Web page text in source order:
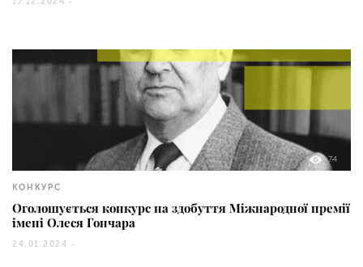
17.12.2024 -
74
КОНКУРС
Оголошується конкурс на здобуття Міжнародної премії
імені Олеся Гончара
24.01.2024 -